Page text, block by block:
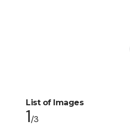
List of Images
1/3